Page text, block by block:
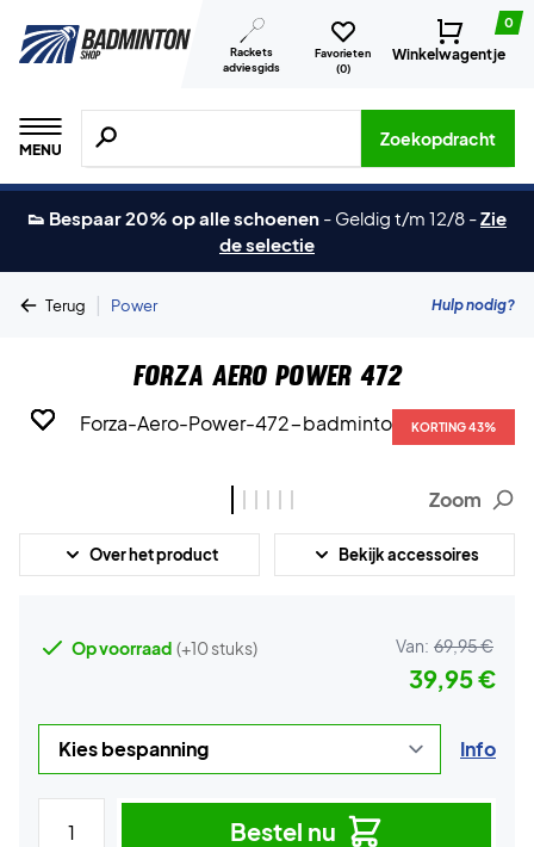
Rackets
adviesgids
Favorieten
(0)
0
Winkelwagentje
MENU
Zoeken naar producten, merken etc.
Zoekopdracht
👟 Bespaar 20% op alle schoenen - Geldig t/m 12/8 -Zie
de selectie
Terug | Power Hulp nodig?
Forza Aero Power 472
KORTING 43%
KORTING 43%
KORTING 43%
KORTING 43%
KORTING 43%
KORTING 43%
Zoom
Over het product Bekijk accessoires
Op voorraad (+10 stuks) Van: 69,95 €
39,95 €
Info
Bestel nu